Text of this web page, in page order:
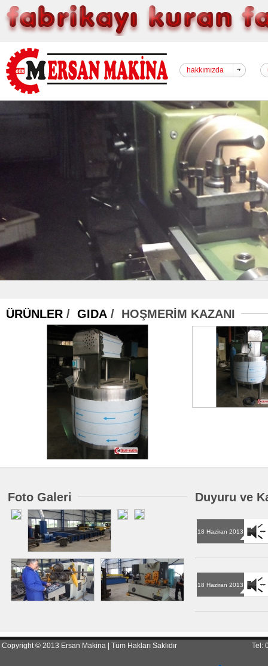
hakkımızda
ÜRÜNLER / GIDA / HOŞMERİM KAZANI
Foto Galeri Duyuru ve
18 Haziran 2013
18 Haziran 2013
Copyright © 2013 Ersan Makina | Tüm Hakları Saklıdır Tel: